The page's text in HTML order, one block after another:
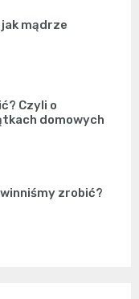
mądrze
Czyli o
domowych
zrobić?